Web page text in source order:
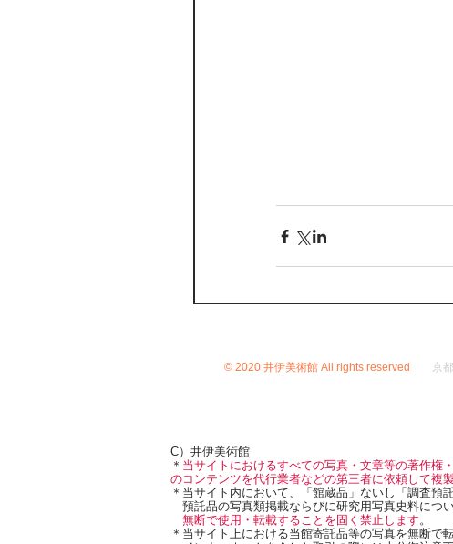
© 2020 井伊美術館 All rights reserved 京
C）井伊美術館
＊ 当サイトにおけるすべての写真・文章等の著作権
のコンテンツを代行業者などの第三者に依頼して複
＊当サイト内において、「館蔵品」ないし「調査預
預託品の写真類掲載ならびに研究用写真史料につ
無断で使用・転載することを固く禁止します。
＊当サイト上における当館寄託品等の写真を無断で